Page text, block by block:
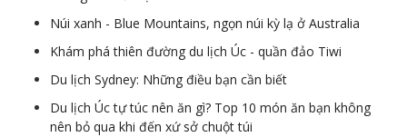
Núi xanh - Blue Mountains, ngọn núi kỳ lạ ở Australia
Khám phá thiên đường du lịch Úc - quần đảo Tiwi
Du lịch Sydney: Những điều bạn cần biết
Du lịch Úc tự túc nên ăn gì? Top 10 món ăn bạn không
nên bỏ qua khi đến xứ sở chuột túi